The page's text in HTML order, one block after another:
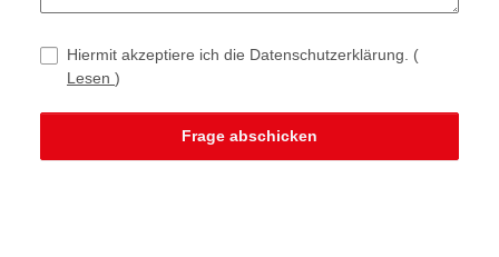
Hiermit akzeptiere ich die Datenschutzerklärung. (
Lesen )
Frage abschicken